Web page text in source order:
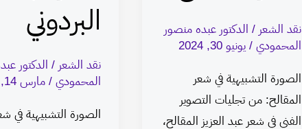
نقد الشعر / الدكتور عبده منصور
المحمودي/يونيو 30, 2024
الصورة التشبيهية في شعر
المقالح: من تجليات التصوير
الفني في شعر عبد العزيز المقالح،
البردوني
نقد الشعر / الدكتور
المحمودي / مارس 14, 2024
الصورة التشبيهية في